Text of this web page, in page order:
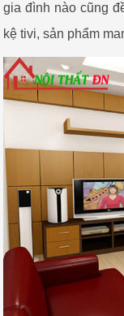
gia đình nào cũng
kệ tivi, sản phẩm